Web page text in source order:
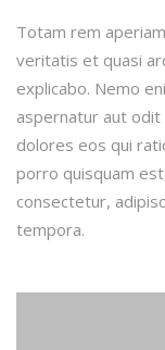
Totam rem
veritatis et quasi
explicabo. Nemo
aspernatur aut odit
dolores eos qui
porro quisquam
consectetur,
tempora.